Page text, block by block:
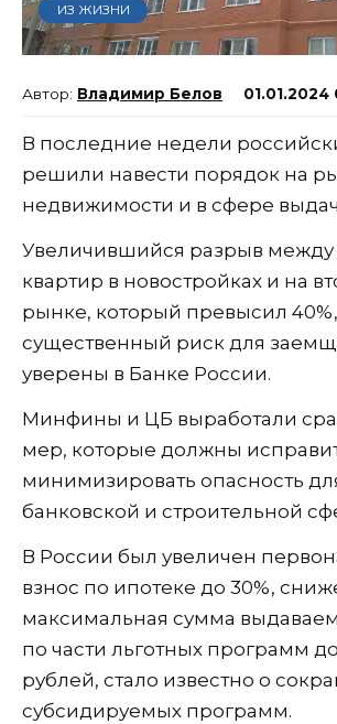
ИЗ ЖИЗНИ
Владимир Белов 01.01.2024
В последние недели
решили навести порядок на
недвижимости и в сфере
Увеличившийся разрыв между
квартир в новостройках и на
рынке, который превысил
существенный риск для
уверены в Банке России.
Минфины и ЦБ выработали
мер, которые должны
минимизировать опасность
банковской и строительной
В России был увеличен
взнос по ипотеке до 30%,
максимальная сумма
по части льготных программ
рублей, стало известно о
субсидируемых программ.